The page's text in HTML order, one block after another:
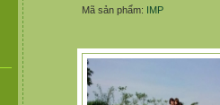
Mã sản phẩm: IMP